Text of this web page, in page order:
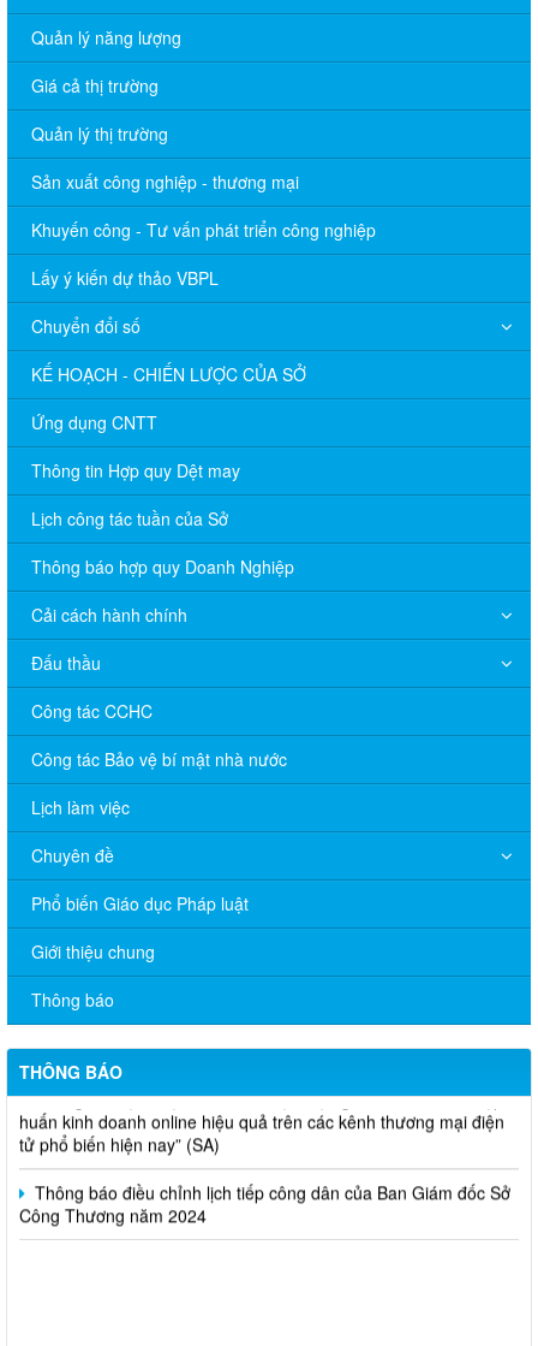
Quản lý năng lượng
Giá cả thị trường
Quản lý thị trường
Sản xuất công nghiệp - thương mại
Khuyến công - Tư vấn phát triển công nghiệp
Lấy ý kiến dự thảo VBPL
Chuyển đổi số
KẾ HOẠCH - CHIẾN LƯỢC CỦA SỞ
Ứng dụng CNTT
Thông tin Hợp quy Dệt may
Lịch công tác tuần của Sở
Thông báo hợp quy Doanh Nghiệp
Cải cách hành chính
Đấu thầu
Công tác CCHC
Công tác Bảo vệ bí mật nhà nước
Lịch làm việc
Chuyên đề
Phổ biến Giáo dục Pháp luật
Giới thiệu chung
Thông báo
THÔNG BÁO
V/v đề nghị báo cáo hệ thống phân phối, nhãn hiệu hàng hóa
và hoạt động mua bán khí trên địa bàn tỉnh năm 2025 (nhắc lần
2).
Thông báo bán thanh lý tài sản công theo hình thức chỉ định
Thông báo lựa chọn nhà thầu thực hiện gói thầu: “tổ chức tập
huấn kinh doanh online hiệu quả trên các kênh thương mại điện
tử phổ biến hiện nay” (SA)
Thông báo điều chỉnh lịch tiếp công dân của Ban Giám đốc Sở
Công Thương năm 2024